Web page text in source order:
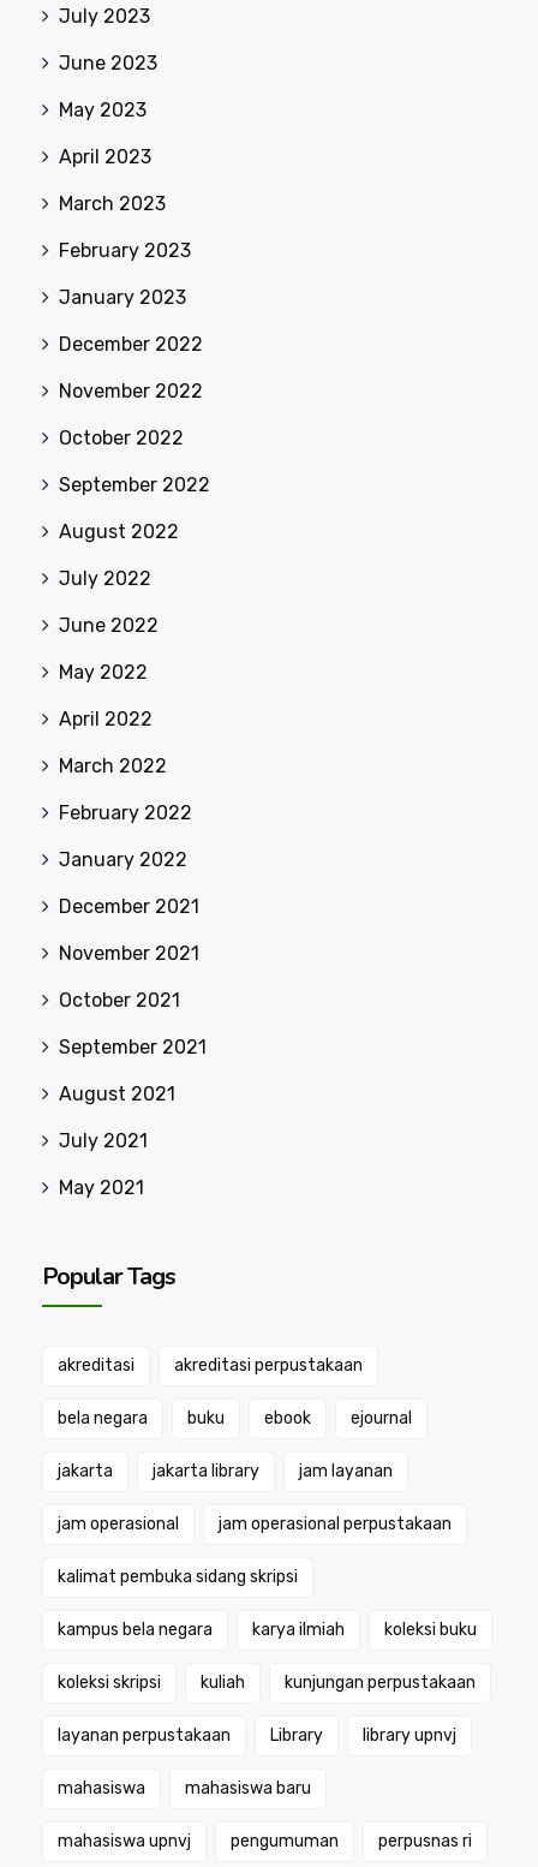
July 2023
June 2023
May 2023
April 2023
March 2023
February 2023
January 2023
December 2022
November 2022
October 2022
September 2022
August 2022
July 2022
June 2022
May 2022
April 2022
March 2022
February 2022
January 2022
December 2021
November 2021
October 2021
September 2021
August 2021
July 2021
May 2021
Popular Tags
akreditasi akreditasi perpustakaan
bela negara buku ebook ejournal
jakarta jakarta library jam layanan
jam operasional jam operasional perpustakaan
kalimat pembuka sidang skripsi
kampus bela negara karya ilmiah koleksi buku
koleksi skripsi kuliah kunjungan perpustakaan
layanan perpustakaan Library library upnvj
mahasiswa mahasiswa baru
mahasiswa upnvj pengumuman perpusnas ri